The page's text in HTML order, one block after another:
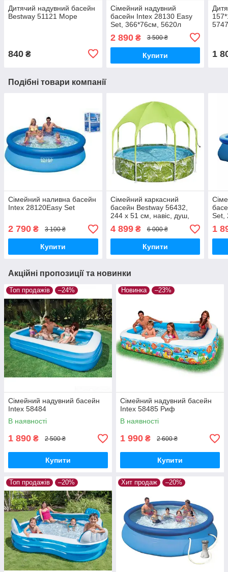
Дитячий надувний басейн
Bestway 51121 Море
840 ₴
Сімейний надувний
басейн Intex 28130 Easy
Set, 366*76см, 5620л
2 890₴ 3 500 ₴
Купити 1
Подібні товари компанії
Сімейний наливна басейн
Intex 28120Easy Set
2 790 ₴ 3 100 ₴
Купити
Сімейний каркасний
басейн Bestway 56432,
244 x 51 см, навіс, душ,
1688 л
4 899₴ 6 000 ₴
Купити
Set,
1
Акційні пропозиції та новинки
Топ продажів –24%
Сімейний надувний басейн
Intex 58484
В наявності
1 890 ₴ 2 500 ₴
Купити
Новинка –23%
Сімейний надувний басейн
Intex 58485 Риф
В наявності
1 990 ₴ 2 600 ₴
Купити
Топ продажів –20% Хит продаж –20%